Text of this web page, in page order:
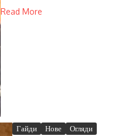
Read More
Гайди Нове Огляди